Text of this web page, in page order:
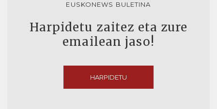
EUSKONEWS BULETINA
Harpidetu zaitez eta zure
emailean jaso!
HARPIDETU